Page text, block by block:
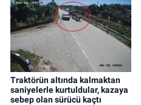
Traktörün altında kalmaktan
saniyelerle kurtuldular, kazaya
sebep olan sürücü kaçtı